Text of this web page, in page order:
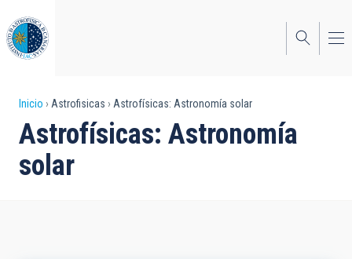
al
contenido
principal
Sobrescribir
enlaces
de
Inicio Astrofisicas Astrofísicas: Astronomía solar
Astrofísicas: Astronomía
solar